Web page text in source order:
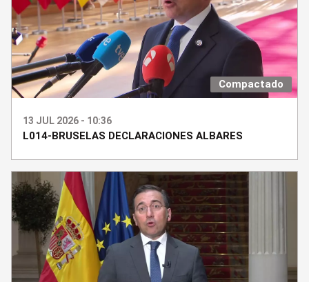
Compactado
13 JUL 2026 - 10:36
L014-BRUSELAS DECLARACIONES ALBARES